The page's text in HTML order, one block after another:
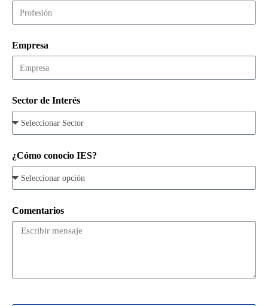
Empresa
Sector de Interés
¿Cómo conocio IES?
Comentarios